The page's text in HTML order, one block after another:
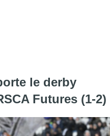
le derby
Futures (1-2)